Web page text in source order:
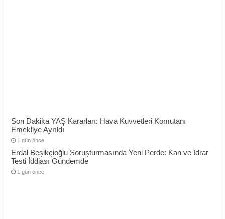
Son Dakika YAŞ Kararları: Hava Kuvvetleri Komutanı
Emekliye Ayrıldı
1 gün önce
Erdal Beşikçioğlu Soruşturmasında Yeni Perde: Kan ve İdrar
Testi İddiası Gündemde
1 gün önce